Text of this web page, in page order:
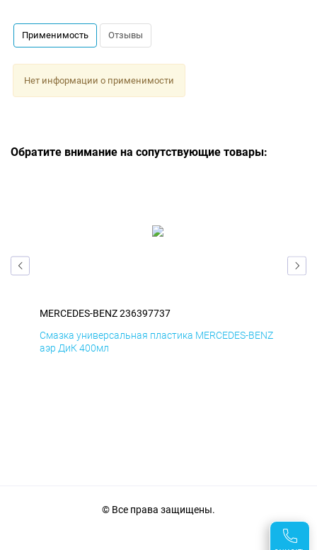
Применимость Отзывы
Нет информации о применимости
Обратите внимание на сопутствующие товары:
MERCEDES-BENZ 236397737
Смазка универсальная пластика MERCEDES-BENZ
аэр ДиК 400мл
© Все права защищены.